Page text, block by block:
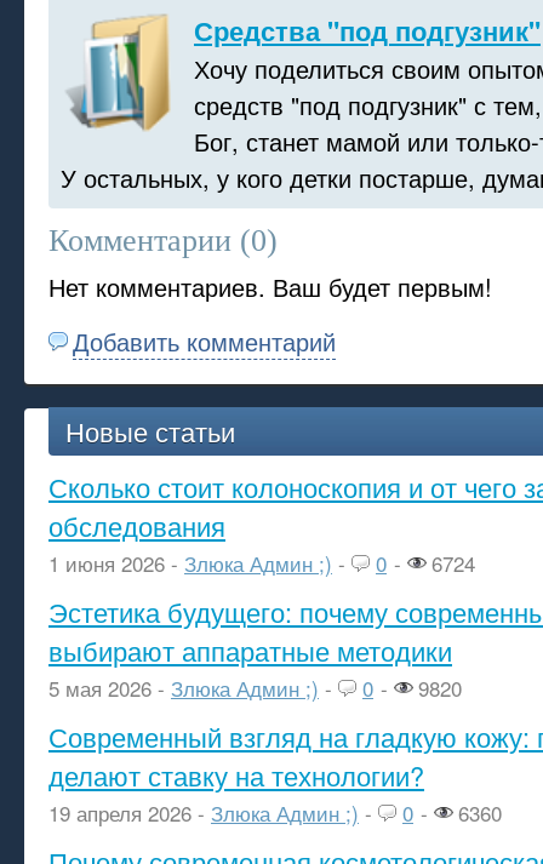
Средства "под подгузник"
Хочу поделиться своим
средств "под подгузник" с
Бог, станет мамой или
У остальных, у кого детки постарше,
Комментарии (0)
Нет комментариев. Ваш будет первым!
Добавить комментарий
Новые статьи
Сколько стоит колоноскопия и от чего
обследования
1 июня 2026 - Злюка Админ ;) - 0 - 6724
Эстетика будущего: почему
выбирают аппаратные методики
5 мая 2026 - Злюка Админ ;) - 0 - 9820
Современный взгляд на гладкую кожу:
делают ставку на технологии?
19 апреля 2026 - Злюка Админ ;) - 0 - 6360